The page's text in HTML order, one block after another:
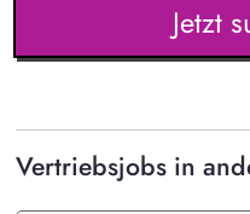
Jetzt
Vertriebsjobs in